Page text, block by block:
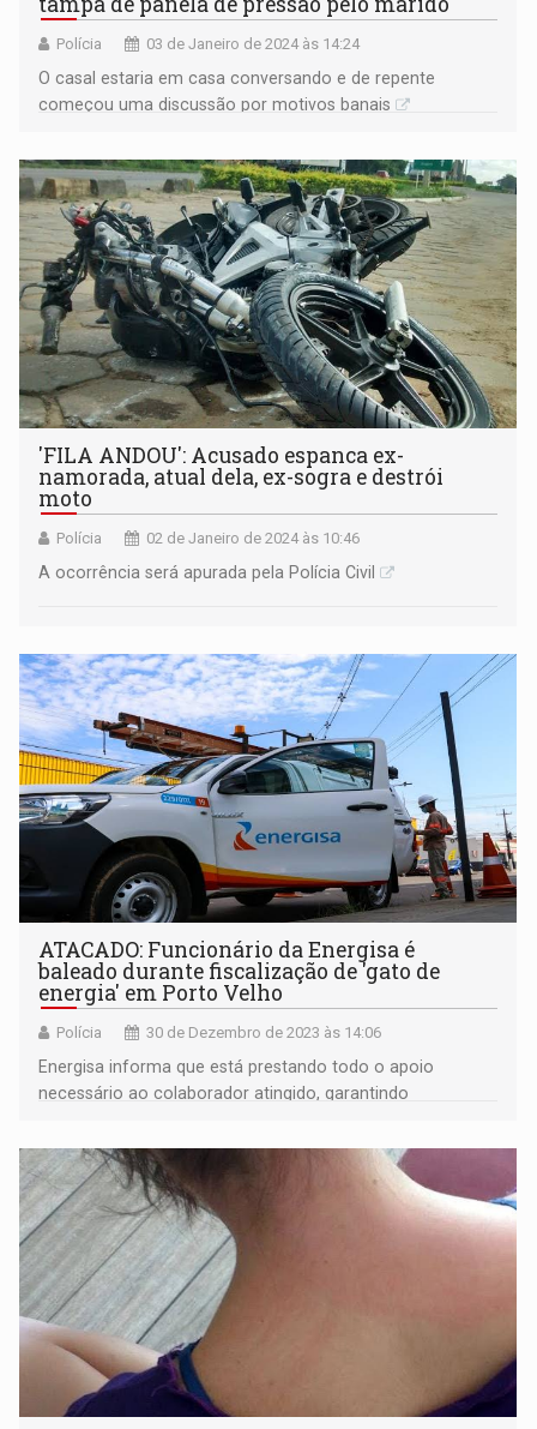
Polícia 03 de Janeiro de 2024 às 14:24
O casal estaria em casa conversando e de repente
começou uma discussão por motivos banais
'FILA ANDOU': Acusado espanca ex-
namorada, atual dela, ex-sogra e destrói
moto
Polícia 02 de Janeiro de 2024 às 10:46
A ocorrência será apurada pela Polícia Civil
ATACADO: Funcionário da Energisa é
baleado durante fiscalização de 'gato de
energia' em Porto Velho
Polícia 30 de Dezembro de 2023 às 14:06
Energisa informa que está prestando todo o apoio
necessário ao colaborador atingido, garantindo